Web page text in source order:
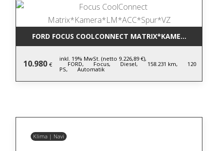
FORD FOCUS COOLCONNECT
10.980 €
inkl. 19% MwSt. (netto 9.226,89 €),
FORD, Focus, Diesel, 158.231 km, 120
PS, Automatik
Klima | Navi